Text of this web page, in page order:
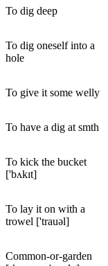
To dig deep
To dig oneself into a
hole
To give it some welly
To have a dig at smth
To kick the bucket
['bʌkɪt]
To lay it on with a
trowel ['trauəl]
Common-or-garden